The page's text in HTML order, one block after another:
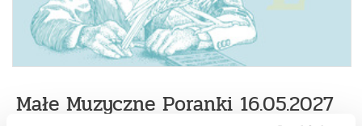
Małe Muzyczne Poranki 16.05.2027